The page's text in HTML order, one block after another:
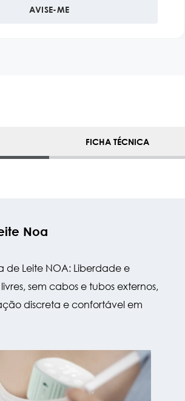
AVISE-ME
FICHA TÉCNICA
Noa
de Leite NOA: Liberdade e
sem cabos e tubos externos,
discreta e confortável em